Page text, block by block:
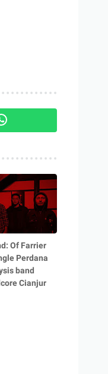
Of Farrier
Perdana
band
Cianjur